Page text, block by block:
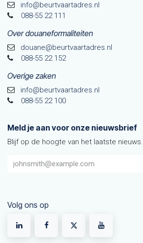
info@beurtvaartadres.nl
088-55 22 111
Over douaneformaliteiten
douane@beurtvaarta​dres.nl
088-55 22 152
Overige zaken
info@beurtvaartadres.nl
088-55 22 100
Meld je aan voor onze nieuwsbrief
Blijf op de hoogte van het laatste nieuws.
Volg ons op